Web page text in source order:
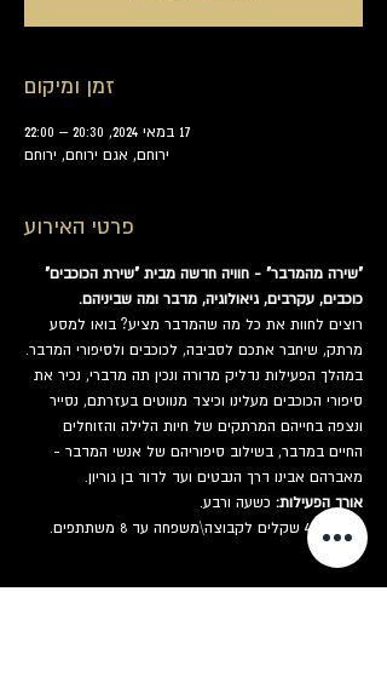
זמן ומיקום
17 במאי 2024, 20:30 – 22:00
ירוחם, אגם ירוחם, ירוחם
פרטי האירוע
"שירה מהמדבר" - חוויה חדשה מבית "שירת הכוכבים"
כוכבים, עקרבים, גיאולוגיה, מדבר ומה שביניהם.
רוצים לחוות את כל מה שהמדבר מציע? בואו למסע
מרתק, שיחבר אתכם לסביבה, לכוכבים ולסיפורי המדבר.
במהלך הפעילות נדליק מדורה ונכין תה מדברי, נכיר את
סיפורי הכוכבים מעלינו וכיצד מנווטים בעזרתם, נסייר
ונצפה בחייהם המרתקים של חיות הלילה והזוחלים
החיים במדבר, בשילוב סיפוריהם של אנשי המדבר -
מאברהם אבינו דרך הנבטים ועד לדוד בן גוריון.
אורך הפעילות: כשעה ורבע.